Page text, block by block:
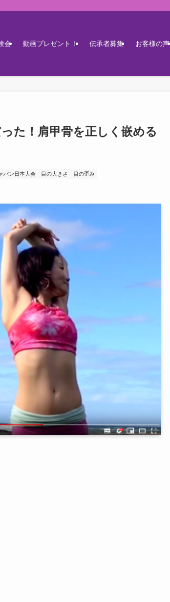
会 動画プレゼント！ 伝承者募集 お客様の声
た！肩甲骨を正しく嵌める
パン日本大会 目の大きさ 目の歪み